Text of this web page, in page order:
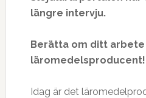
längre intervju.
Berätta om ditt arbete
läromedelsproducent!
Idag är det